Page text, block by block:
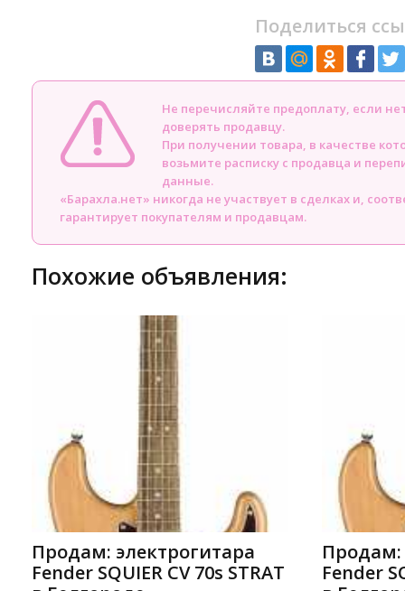
Поделиться
Не перечисляйте предоплату, если
доверять продавцу.
При получении товара, в качестве
возьмите расписку с продавца и
данные.
«Барахла.нет» никогда не участвует в сделках и,
гарантирует покупателям и продавцам.
Похожие объявления:
Продам: электрогитара
Fender SQUIER CV 70s STRAT
Продам:
Fender